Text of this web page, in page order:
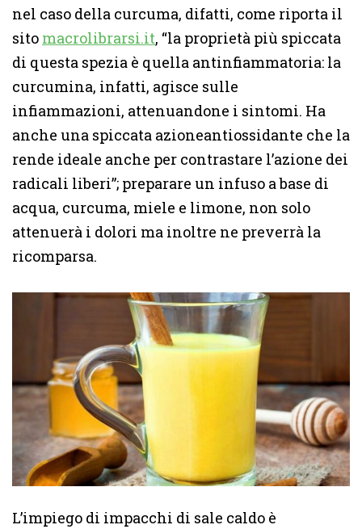
nel caso della curcuma, difatti, come riporta il
sito macrolibrarsi.it, “la proprietà più spiccata
di questa spezia è quella antinfiammatoria: la
curcumina, infatti, agisce sulle
infiammazioni, attenuandone i sintomi. Ha
anche una spiccata azioneantiossidante che la
rende ideale anche per contrastare l’azione dei
radicali liberi”; preparare un infuso a base di
acqua, curcuma, miele e limone, non solo
attenuerà i dolori ma inoltre ne preverrà la
ricomparsa.
L’impiego di impacchi di sale caldo è